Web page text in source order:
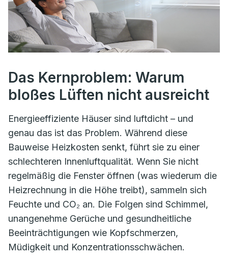
Das Kernproblem: Warum
bloßes Lüften nicht ausreicht
Energieeffiziente Häuser sind luftdicht – und
genau das ist das Problem. Während diese
Bauweise Heizkosten senkt, führt sie zu einer
schlechteren Innenluftqualität. Wenn Sie nicht
regelmäßig die Fenster öffnen (was wiederum die
Heizrechnung in die Höhe treibt), sammeln sich
Feuchte und CO₂ an. Die Folgen sind Schimmel,
unangenehme Gerüche und gesundheitliche
Beeinträchtigungen wie Kopfschmerzen,
Müdigkeit und Konzentrationsschwächen.